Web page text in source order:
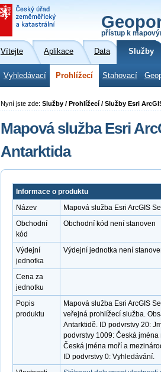
přístup k
Vítejte Aplikace Data Služby
Vyhledávací Prohlížecí Stahovací
Nyní jste zde: Služby / Prohlížecí / Služby Esri
Mapová služba Esri
Antarktida
Informace o produktu
Název
Mapová služba Esri ArcGIS
Obchodní
kód
Obchodní kód není stanoven
Výdejní
jednotka
Výdejní jednotka není
Cena za
jednotku
Popis
produktu
Mapová služba Esri ArcGIS
veřejná prohlížecí služba.
Antarktidě. ID podvrstvy 20:
podvrstvy 1009: Česká
Česká jména moří a
ID podvrstvy 0: Vyhledávání.